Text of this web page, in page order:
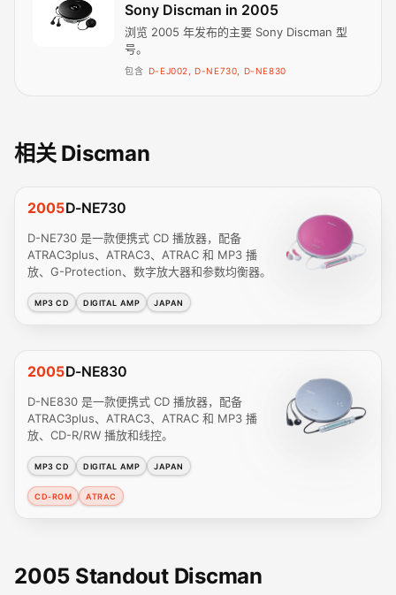
Sony Discman in 2005
浏览 2005 年发布的主要 Sony Discman 型
号。
包含 D-EJ002, D-NE730, D-NE830
相关 Discman
2005D-NE730
D-NE730 是一款便携式 CD 播放器，配备
ATRAC3plus、ATRAC3、ATRAC 和 MP3 播
放、G-Protection、数字放大器和参数均衡器。
MP3 CD DIGITAL AMP JAPAN
2005D-NE830
D-NE830 是一款便携式 CD 播放器，配备
ATRAC3plus、ATRAC3、ATRAC 和 MP3 播
放、CD-R/RW 播放和线控。
MP3 CD DIGITAL AMP JAPAN
CD-ROM ATRAC
2005 Standout Discman